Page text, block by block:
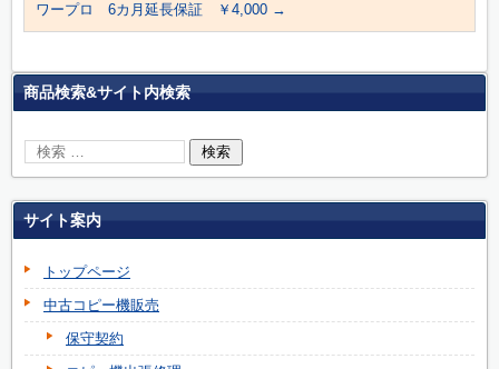
ワープロ 6カ月延長保証 ￥4,000 →
商品検索&サイト内検索
サイト案内
トップページ
中古コピー機販売
保守契約